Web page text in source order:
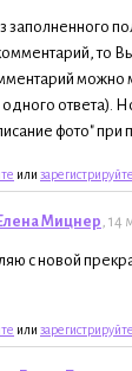
заполненного
то
можно
одного
фото" при
или
Мицнер, 14
с новой
или